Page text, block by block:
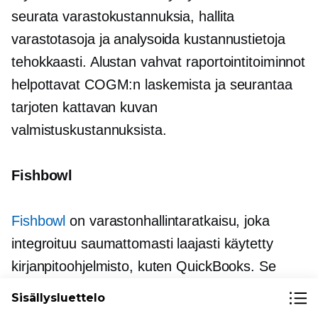
seurata varastokustannuksia, hallita
varastotasoja ja analysoida kustannustietoja
tehokkaasti. Alustan vahvat raportointitoiminnot
helpottavat COGM:n laskemista ja seurantaa
tarjoten kattavan kuvan
valmistuskustannuksista.
Fishbowl
Fishbowl on varastonhallintaratkaisu, joka
integroituu saumattomasti laajasti käytetty
kirjanpitoohjelmisto, kuten QuickBooks. Se
sisältää ominaisuuksia varaston seurantaan,
Sisällysluettelo